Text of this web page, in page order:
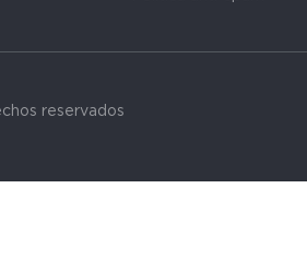
reservados